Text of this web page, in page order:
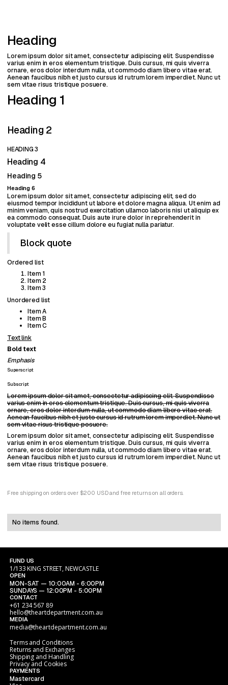
Heading
Lorem ipsum dolor sit amet, consectetur adipiscing elit. Suspendisse
varius enim in eros elementum tristique. Duis cursus, mi quis viverra
ornare, eros dolor interdum nulla, ut commodo diam libero vitae erat.
Aenean faucibus nibh et justo cursus id rutrum lorem imperdiet. Nunc ut
sem vitae risus tristique posuere.
Heading 1
Heading 2
HEADING 3
Heading 4
Heading 5
Heading 6
Lorem ipsum dolor sit amet, consectetur adipiscing elit, sed do
eiusmod tempor incididunt ut labore et dolore magna aliqua. Ut enim ad
minim veniam, quis nostrud exercitation ullamco laboris nisi ut aliquip ex
ea commodo consequat. Duis aute irure dolor in reprehenderit in
voluptate velit esse cillum dolore eu fugiat nulla pariatur.
Block quote
Ordered list
Item 1
Item 2
Item 3
Unordered list
Item A
Item B
Item C
Text link
Bold text
Emphasis
Superscript
Subscript
No items found.
Lorem ipsum dolor sit amet, consectetur adipiscing elit. Suspendisse
varius enim in eros elementum tristique. Duis cursus, mi quis viverra
ornare, eros dolor interdum nulla, ut commodo diam libero vitae erat.
Aenean faucibus nibh et justo cursus id rutrum lorem imperdiet. Nunc ut
sem vitae risus tristique posuere.
Lorem ipsum dolor sit amet, consectetur adipiscing elit. Suspendisse
varius enim in eros elementum tristique. Duis cursus, mi quis viverra
ornare, eros dolor interdum nulla, ut commodo diam libero vitae erat.
Aenean faucibus nibh et justo cursus id rutrum lorem imperdiet. Nunc ut
sem vitae risus tristique posuere.
Free shipping on orders over $200 USD and free returns on all orders.
FUND US
1/133 KING STREET, NEWCASTLE
OPEN
MON-SAT — 10:00AM - 6:00PM
SUNDAYS — 12:00PM - 5:00PM
CONTACT
+61 234 567 89
hello@theartdepartment.com.au
MEDIA
media@theartdepartment.com.au
Terms and Conditions
Returns and Exchanges
Shipping and Handling
Privacy and Cookies
PAYMENTS
Mastercard